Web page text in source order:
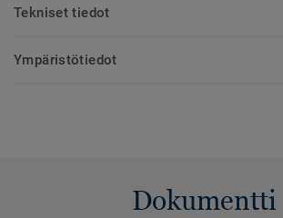
Tekniset tiedot
Ympäristötiedot
Dokumentti